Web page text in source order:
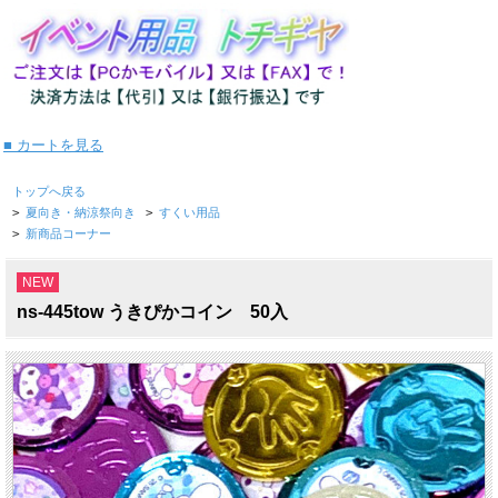
■ カートを見る
トップへ戻る
> 夏向き・納涼祭向き > すくい用品
> 新商品コーナー
NEW
ns-445tow うきぴかコイン 50入